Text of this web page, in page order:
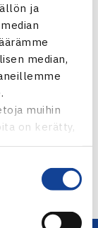
ja
median,
muihin
on kerätty,